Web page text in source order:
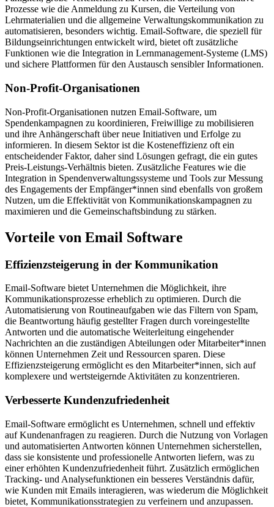
Prozesse wie die Anmeldung zu Kursen, die Verteilung von
Lehrmaterialien und die allgemeine Verwaltungskommunikation zu
automatisieren, besonders wichtig. Email-Software, die speziell für
Bildungseinrichtungen entwickelt wird, bietet oft zusätzliche
Funktionen wie die Integration in Lernmanagement-Systeme (LMS)
und sichere Plattformen für den Austausch sensibler Informationen.
Non-Profit-Organisationen
Non-Profit-Organisationen nutzen Email-Software, um
Spendenkampagnen zu koordinieren, Freiwillige zu mobilisieren
und ihre Anhängerschaft über neue Initiativen und Erfolge zu
informieren. In diesem Sektor ist die Kosteneffizienz oft ein
entscheidender Faktor, daher sind Lösungen gefragt, die ein gutes
Preis-Leistungs-Verhältnis bieten. Zusätzliche Features wie die
Integration in Spendenverwaltungssysteme und Tools zur Messung
des Engagements der Empfänger*innen sind ebenfalls von großem
Nutzen, um die Effektivität von Kommunikationskampagnen zu
maximieren und die Gemeinschaftsbindung zu stärken.
Vorteile von Email Software
Effizienzsteigerung in der Kommunikation
Email-Software bietet Unternehmen die Möglichkeit, ihre
Kommunikationsprozesse erheblich zu optimieren. Durch die
Automatisierung von Routineaufgaben wie das Filtern von Spam,
die Beantwortung häufig gestellter Fragen durch voreingestellte
Antworten und die automatische Weiterleitung eingehender
Nachrichten an die zuständigen Abteilungen oder Mitarbeiter*innen
können Unternehmen Zeit und Ressourcen sparen. Diese
Effizienzsteigerung ermöglicht es den Mitarbeiter*innen, sich auf
komplexere und wertsteigernde Aktivitäten zu konzentrieren.
Verbesserte Kundenzufriedenheit
Email-Software ermöglicht es Unternehmen, schnell und effektiv
auf Kundenanfragen zu reagieren. Durch die Nutzung von Vorlagen
und automatisierten Antworten können Unternehmen sicherstellen,
dass sie konsistente und professionelle Antworten liefern, was zu
einer erhöhten Kundenzufriedenheit führt. Zusätzlich ermöglichen
Tracking- und Analysefunktionen ein besseres Verständnis dafür,
wie Kunden mit Emails interagieren, was wiederum die Möglichkeit
bietet, Kommunikationsstrategien zu verfeinern und anzupassen.